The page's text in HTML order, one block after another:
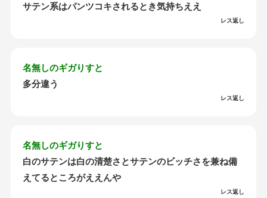
サテン系はパンツコキされるとき気持ちええ
レス返し
名無しのギガりすと
多分違う
レス返し
名無しのギガりすと
白のサテンは白の清楚さとサテンのビッチさを兼ね備
えてるところがええんや
レス返し